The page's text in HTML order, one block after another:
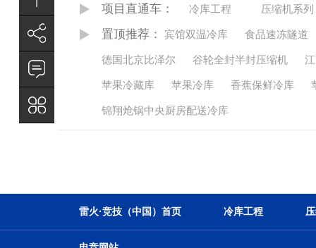
项目直通车： 冷库工程 压缩机系列
置顶推荐： 宾馆双温冷库 食品速冻隧道
德国北京比泽尔 谷轮全封半封压缩机
苹果冷藏库 苹果冷库 香蕉保鲜冷库
锦翔炝锅中央厨房配送冷库
雷火·竞技（中国）首页 冷库工程